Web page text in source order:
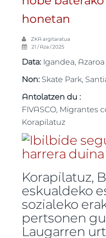
honetan
ZKA argitaratua
21 / Aza / 2025
Data: Igandea, Azaroa
Non: Skate Park,
Antolatzen du :
FIVASCO, Migrantes
Korapilatuz
Korapilatuz,
eskualdeko
sozialeko
pertsonen
Laugarren